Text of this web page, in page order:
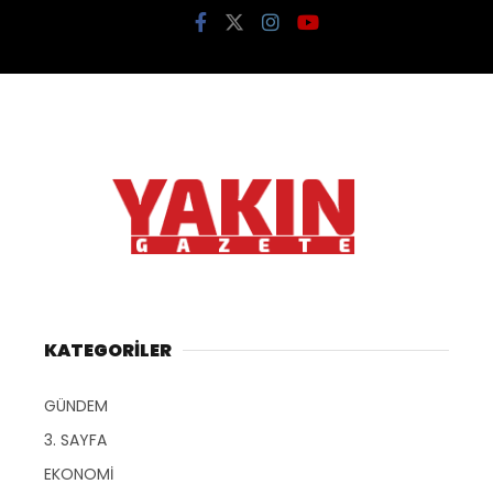
KATEGORİLER
GÜNDEM
3. SAYFA
EKONOMİ